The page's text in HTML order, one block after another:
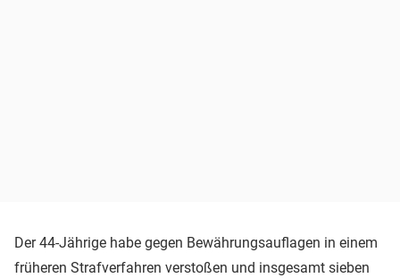
Der 44-Jährige habe gegen Bewährungsauflagen in einem
früheren Strafverfahren verstoßen und insgesamt sieben